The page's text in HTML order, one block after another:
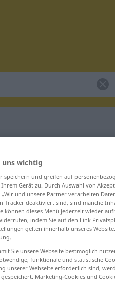
wichtig
speichern und greifen auf
Gerät zu. Durch Auswahl von
und unsere Partner verarbeiten
Tracker deaktiviert sind, sind manche
können dieses Menü jederzeit wieder
indem Sie auf den Link
gelten innerhalb unseres
Sie unsere Webseite bestmöglich
funktionale und statistische
unserer Webseite erforderlich sind,
Marketing-Cookies und